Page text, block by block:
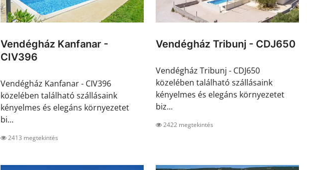
Vendégház Kanfanar -
CIV396
Vendégház Kanfanar - CIV396
közelében található szállásaink
kényelmes és elegáns környezetet
bi...
2413 megtekintés
Vendégház Tribunj - CDJ650
Vendégház Tribunj - CDJ650
közelében található szállásaink
kényelmes és elegáns környezetet
biz...
2422 megtekintés